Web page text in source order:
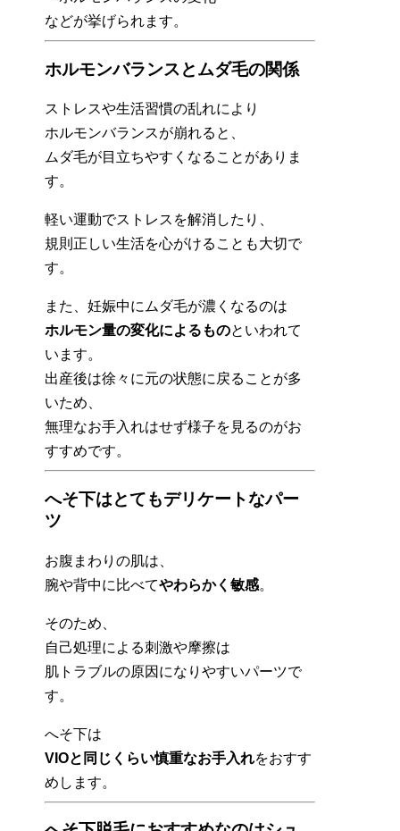
などが挙げられます。
ホルモンバランスとムダ毛の関係
ストレスや生活習慣の乱れにより
ホルモンバランスが崩れると、
ムダ毛が目立ちやすくなることがありま
す。
軽い運動でストレスを解消したり、
規則正しい生活を心がけることも大切で
す。
また、妊娠中にムダ毛が濃くなるのは
ホルモン量の変化によるものといわれて
います。
出産後は徐々に元の状態に戻ることが多
いため、
無理なお手入れはせず様子を見るのがお
すすめです。
へそ下はとてもデリケートなパー
ツ
お腹まわりの肌は、
腕や背中に比べてやわらかく敏感。
そのため、
自己処理による刺激や摩擦は
肌トラブルの原因になりやすいパーツで
す。
へそ下は
VIOと同じくらい慎重なお手入れをおすす
めします。